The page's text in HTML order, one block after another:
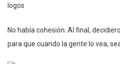
No había cohesión. Al final,
para que cuando la gente lo vea,